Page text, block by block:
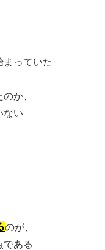
まっていた
か、
ない
のが、
である